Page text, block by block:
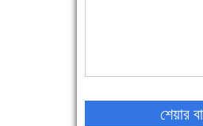
৪৮ দিনে সর্বোচ্চ মৃত্যু
শেয়ার